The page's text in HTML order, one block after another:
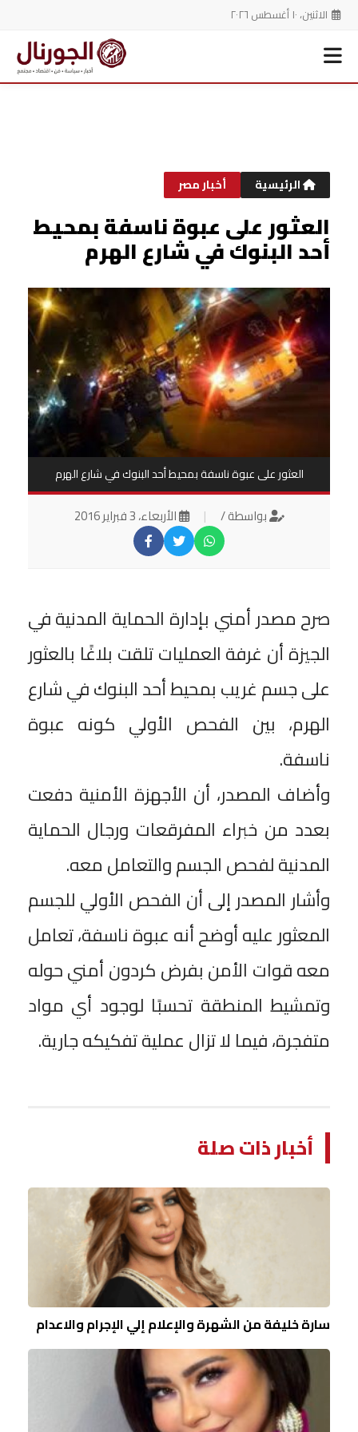
الاثنين، ١٠ أغسطس ٢٠٢٦
الرئيسية أخبار مصر
العثور على عبوة ناسفة بمحيط
أحد البنوك في شارع الهرم
العثور على عبوة ناسفة بمحيط أحد البنوك في شارع الهرم
بواسطة / | الأربعاء، 3 فبراير 2016
صرح مصدر أمني بإدارة الحماية المدنية في
الجيزة أن غرفة العمليات تلقت بلاغًا بالعثور
على جسم غريب بمحيط أحد البنوك في شارع
الهرم، بين الفحص الأولي كونه عبوة
ناسفة.
وأضاف المصدر، أن الأجهزة الأمنية دفعت
بعدد من خبراء المفرقعات ورجال الحماية
المدنية لفحص الجسم والتعامل معه.
وأشار المصدر إلى أن الفحص الأولي للجسم
المعثور عليه أوضح أنه عبوة ناسفة، تعامل
معه قوات الأمن بفرض كردون أمني حوله
وتمشيط المنطقة تحسبًا لوجود أي مواد
متفجرة، فيما لا تزال عملية تفكيكه جارية.
أخبار ذات صلة
سارة خليفة من الشهرة والإعلام إلي الإجرام والاعدام